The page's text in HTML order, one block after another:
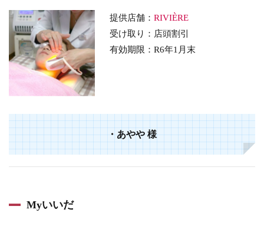
提供店舗：RIVIÈRE
受け取り：店頭割引
有効期限：R6年1月末
・あやや様
Myいいだ